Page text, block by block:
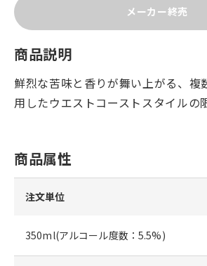
メーカー終売
商品説明
鮮烈な苦味と香りが舞い上がる、複
用したウエストコーストスタイルの
商品属性
注文単位
350ml(アルコール度数：5.5%)